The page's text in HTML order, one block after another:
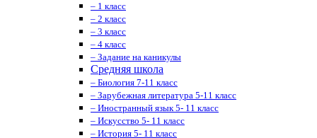
– 1 класс
– 2 класс
– 3 класс
– 4 класс
– Задание на каникулы
Средняя школа
– Биология 7-11 класс
– Зарубежная литература 5-11 класс
– Иностранный язык 5- 11 класс
– Искусство 5- 11 класс
– История 5- 11 класс